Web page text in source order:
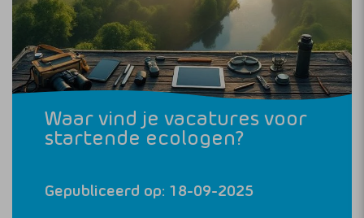
Waar vind je vacatures voor
startende ecologen?
Gepubliceerd op: 18-09-2025